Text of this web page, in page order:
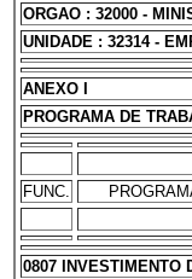
ORGAO : 32000 -
UNIDADE : 32314 -
ANEXO I
PROGRAMA DE
FUNC.
0807 INVESTIMENTO